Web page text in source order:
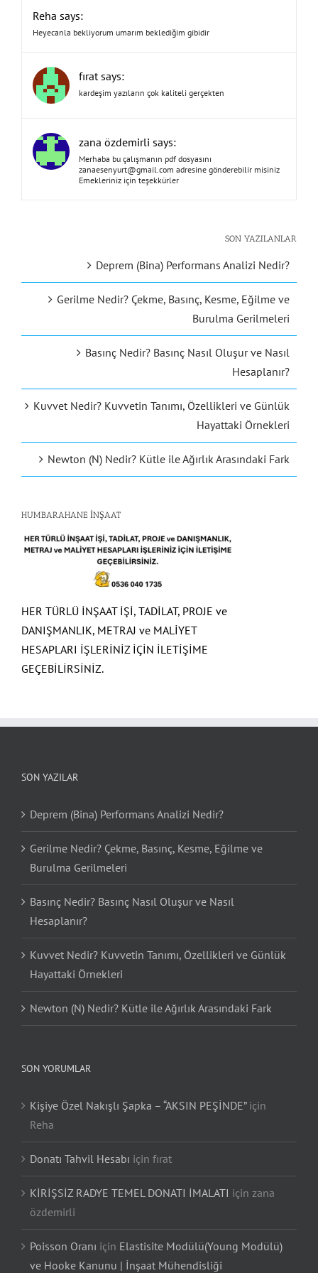
Reha says:
Heyecanla bekliyorum umarım beklediğim gibidir
fırat says:
kardeşim yazıların çok kaliteli gerçekten
zana özdemirli says:
Merhaba bu çalışmanın pdf dosyasını
zanaesenyurt@gmail.com adresine gönderebilir misiniz
Emekleriniz için teşekkürler
SON YAZILANLAR
Deprem (Bina) Performans Analizi Nedir?
Gerilme Nedir? Çekme, Basınç, Kesme, Eğilme ve
Burulma Gerilmeleri
Basınç Nedir? Basınç Nasıl Oluşur ve Nasıl
Hesaplanır?
Kuvvet Nedir? Kuvvetin Tanımı, Özellikleri ve Günlük
Hayattaki Örnekleri
Newton (N) Nedir? Kütle ile Ağırlık Arasındaki Fark
HUMBARAHANE İNŞAAT
HER TÜRLÜ İNŞAAT İŞİ, TADİLAT, PROJE ve
DANIŞMANLIK, METRAJ ve MALİYET
HESAPLARI İŞLERİNİZ İÇİN İLETİŞİME
GEÇEBİLİRSİNİZ.
SON YAZILAR
Deprem (Bina) Performans Analizi Nedir?
Gerilme Nedir? Çekme, Basınç, Kesme, Eğilme ve
Burulma Gerilmeleri
Basınç Nedir? Basınç Nasıl Oluşur ve Nasıl
Hesaplanır?
Kuvvet Nedir? Kuvvetin Tanımı, Özellikleri ve Günlük
Hayattaki Örnekleri
Newton (N) Nedir? Kütle ile Ağırlık Arasındaki Fark
SON YORUMLAR
Kişiye Özel Nakışlı Şapka – “AKSIN PEŞİNDE”için
Reha
Donatı Tahvil Hesabı için fırat
KİRİŞSİZ RADYE TEMEL DONATI İMALATI için zana
özdemirli
Poisson Oranı için Elastisite Modülü(Young Modülü)
ve Hooke Kanunu | İnşaat Mühendisliği